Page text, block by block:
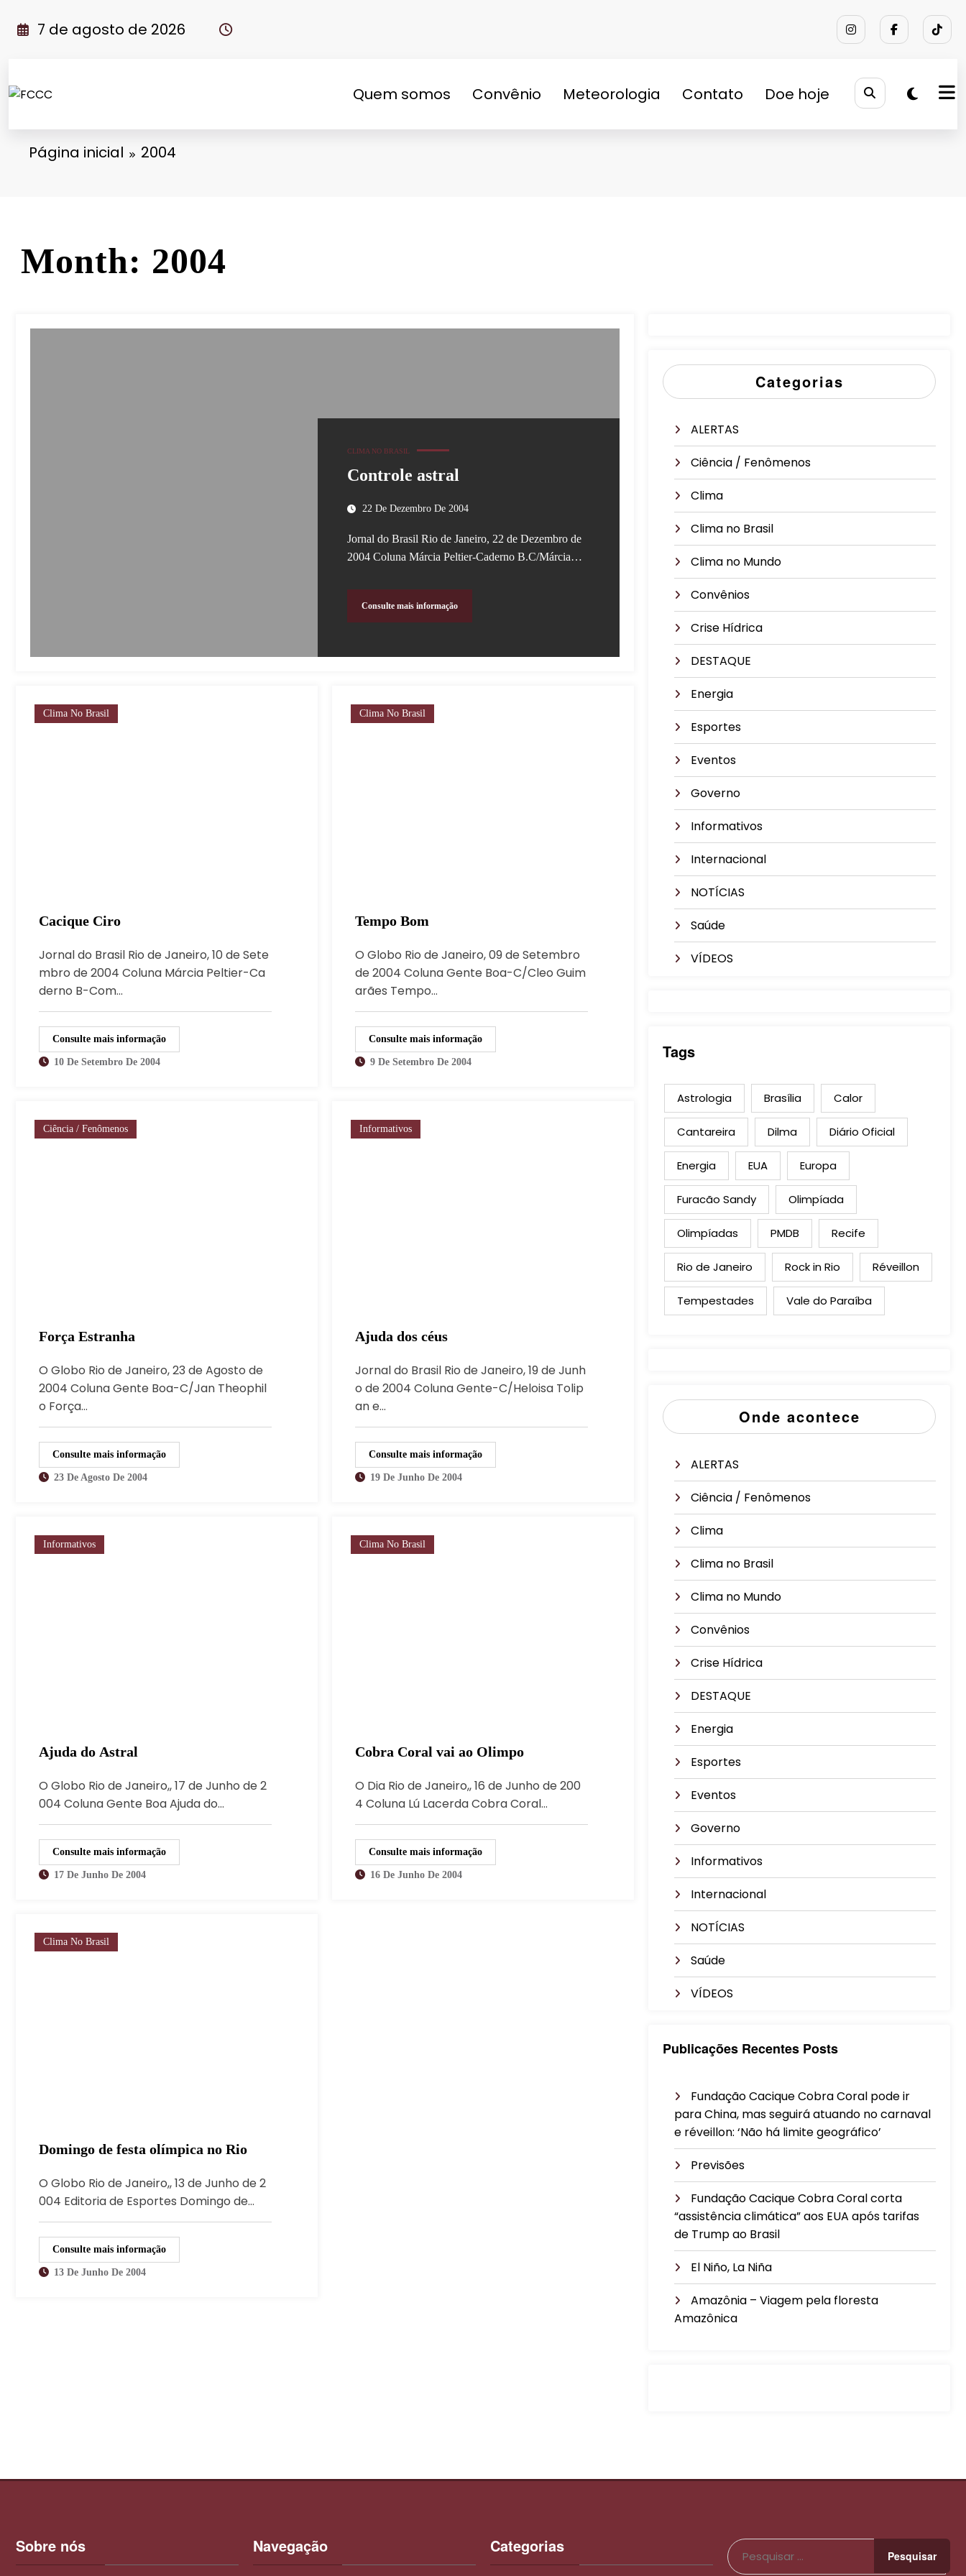
para
7 de agosto de 2026
Quem somos Convênio Meteorologia Contato Doe hoje
Página inicial 2004
Month: 2004
CLIMA NO BRASIL
Controle astral
22 De Dezembro De 2004
Jornal do Brasil Rio de Janeiro, 22 de Dezembro de
2004 Coluna Márcia Peltier-Caderno B.C/Márcia…
Consulte mais informação
Clima No Brasil
Cacique Ciro
Jornal do Brasil Rio de Janeiro, 10 de Sete
mbro de 2004 Coluna Márcia Peltier-Ca
derno B-Com…
Consulte mais informação
10 De Setembro De 2004
Clima No Brasil
Tempo Bom
O Globo Rio de Janeiro, 09 de Setembro
de 2004 Coluna Gente Boa-C/Cleo Guim
arães Tempo…
Consulte mais informação
9 De Setembro De 2004
Ciência / Fenômenos
Força Estranha
O Globo Rio de Janeiro, 23 de Agosto de
2004 Coluna Gente Boa-C/Jan Theophil
o Força…
Consulte mais informação
23 De Agosto De 2004
Informativos
Ajuda dos céus
Jornal do Brasil Rio de Janeiro, 19 de Junh
o de 2004 Coluna Gente-C/Heloisa Tolip
an e…
Consulte mais informação
19 De Junho De 2004
Informativos
Ajuda do Astral
O Globo Rio de Janeiro,, 17 de Junho de 2
004 Coluna Gente Boa Ajuda do…
Consulte mais informação
17 De Junho De 2004
Clima No Brasil
Cobra Coral vai ao Olimpo
O Dia Rio de Janeiro,, 16 de Junho de 200
4 Coluna Lú Lacerda Cobra Coral…
Consulte mais informação
16 De Junho De 2004
Clima No Brasil
Domingo de festa olímpica no Rio
O Globo Rio de Janeiro,, 13 de Junho de 2
004 Editoria de Esportes Domingo de…
Consulte mais informação
13 De Junho De 2004
Categorias
ALERTAS
Ciência / Fenômenos
Clima
Clima no Brasil
Clima no Mundo
Convênios
Crise Hídrica
DESTAQUE
Energia
Esportes
Eventos
Governo
Informativos
Internacional
NOTÍCIAS
Saúde
VÍDEOS
Tags
Astrologia Brasília Calor
Cantareira Dilma Diário Oficial
Energia EUA Europa
Furacão Sandy Olimpíada
Olimpíadas PMDB Recife
Rio de Janeiro Rock in Rio Réveillon
Tempestades Vale do Paraíba
Onde acontece
ALERTAS
Ciência / Fenômenos
Clima
Clima no Brasil
Clima no Mundo
Convênios
Crise Hídrica
DESTAQUE
Energia
Esportes
Eventos
Governo
Informativos
Internacional
NOTÍCIAS
Saúde
VÍDEOS
Publicações Recentes Posts
Fundação Cacique Cobra Coral pode ir
para China, mas seguirá atuando no carnaval
e réveillon: ‘Não há limite geográfico’
Previsões
Fundação Cacique Cobra Coral corta
“assistência climática” aos EUA após tarifas
de Trump ao Brasil
El Niño, La Niña
Amazônia – Viagem pela floresta
Amazônica
Sobre nós Navegação Categorias